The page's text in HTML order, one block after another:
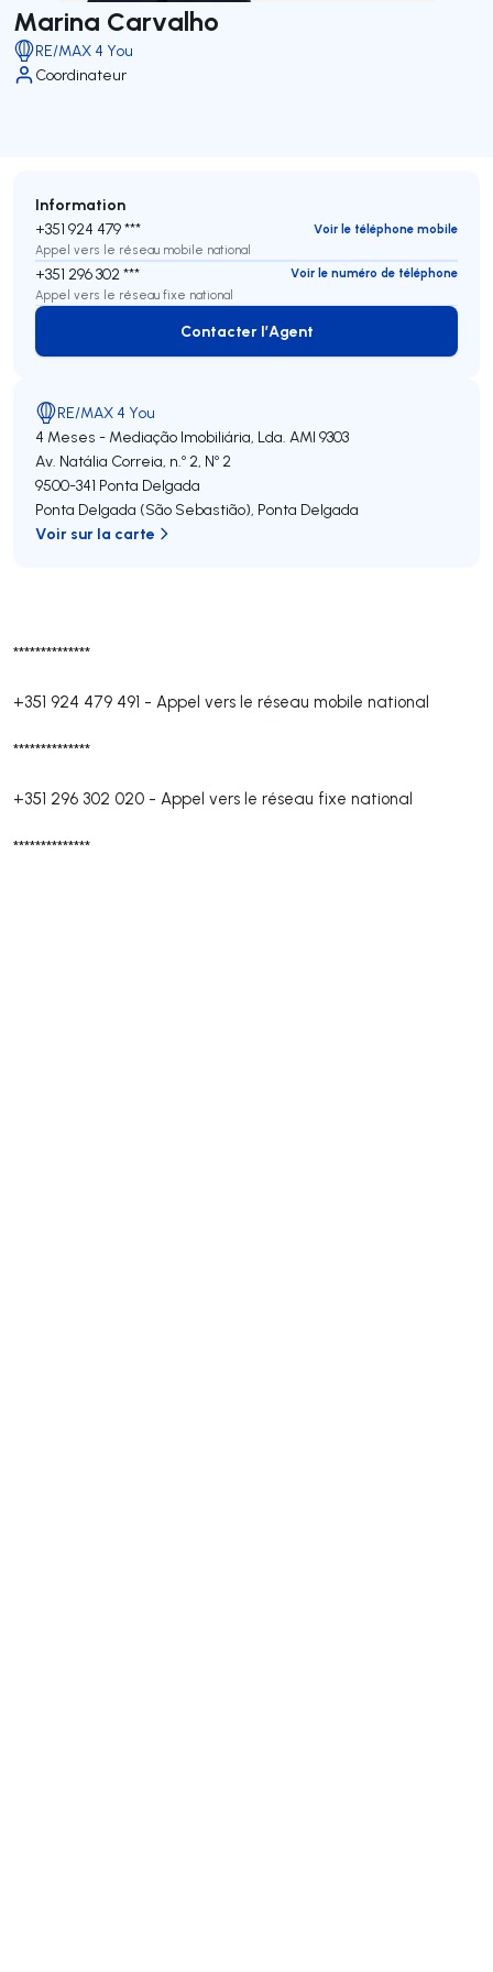
Marina Carvalho
RE/MAX 4 You
Coordinateur
**************
+351 924 479 491 - Appel vers le réseau mobile national
**************
+351 296 302 020 - Appel vers le réseau fixe national
**************
Information
+351 924 479 ***
Voir le téléphone mobile
Appel vers le réseau mobile national
+351 296 302 ***
Voir le numéro de téléphone
Appel vers le réseau fixe national
Contacter l’Agent
Contacter l’Agent
RE/MAX 4 You
4 Meses - Mediação Imobiliária, Lda. AMI 9303
Av. Natália Correia, n.º 2, Nº 2
9500-341 Ponta Delgada
Ponta Delgada (São Sebastião), Ponta Delgada
Voir sur la carte